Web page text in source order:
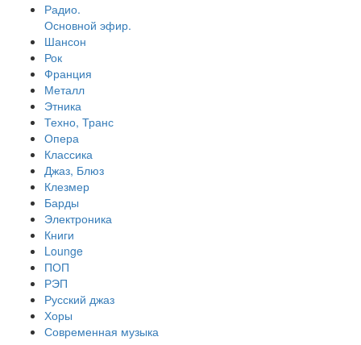
Радио.
Основной эфир.
Шансон
Рок
Франция
Металл
Этника
Техно, Транс
Опера
Классика
Джаз, Блюз
Клезмер
Барды
Электроника
Книги
Lounge
ПОП
РЭП
Русский джаз
Хоры
Современная музыка